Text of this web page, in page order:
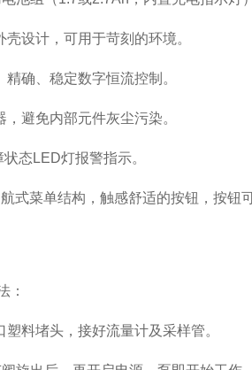
设计，可用于苛刻的环境。
确、稳定数字恒流控制。
避免内部元件灰尘污染。
态LED灯报警指示。
菜单结构，触感舒适的按钮，按钮可
：
堵头，接好流量计及采样管。